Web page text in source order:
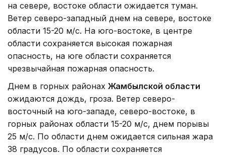
на севере, востоке области ожидается туман.
Ветер северо-западный днем на севере, востоке
области 15-20 м/с. На юго-востоке, в центре
области сохраняется высокая пожарная
опасность, на юге области сохраняется
чрезвычайная пожарная опасность.
Днем в горных районах Жамбылской области
ожидаются дождь, гроза. Ветер северо-
восточный на юго-западе, северо-востоке, в
горных районах области 15-20 м/с, днем порывы
25 м/с. По области днем ожидается сильная жара
38 градусов. По области сохраняется